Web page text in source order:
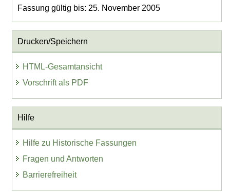
Fassung gültig bis: 25. November 2005
Drucken/Speichern
HTML-Gesamtansicht
Vorschrift als PDF
Hilfe
Hilfe zu Historische Fassungen
Fragen und Antworten
Barrierefreiheit